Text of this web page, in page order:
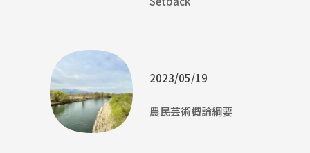
2023/05/19
農民芸術概論綱要